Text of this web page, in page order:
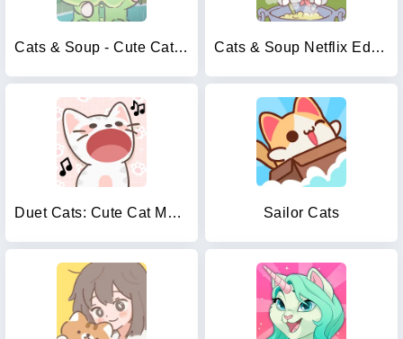
Cats & Soup - Cute Cat Game Cats & Soup Netflix Edition
Duet Cats: Cute Cat Music Sailor Cats